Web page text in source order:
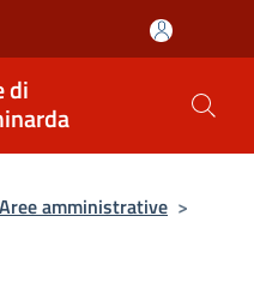
di
Aree amministrative >